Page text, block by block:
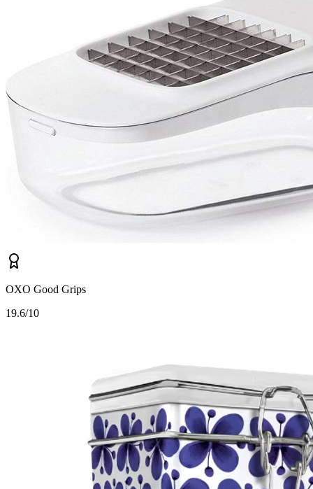
OXO Good Grips
19.6/10